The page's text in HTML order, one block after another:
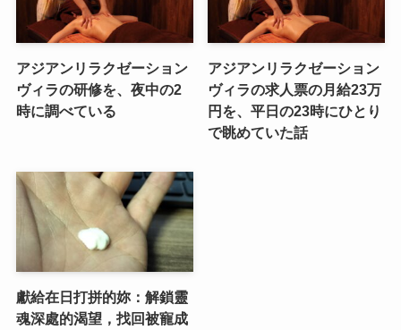
アジアンリラクゼーション
ヴィラの研修を、夜中の2
時に調べている
アジアンリラクゼーション
ヴィラの求人票の月給23万
円を、平日の23時にひとり
で眺めていた話
獻給在日打拼的妳：解鎖靈
魂深處的渴望，找回被寵成